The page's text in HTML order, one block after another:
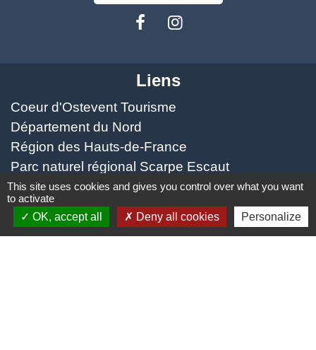
Liens
Coeur d'Ostevent Tourisme
Département du Nord
Région des Hauts-de-France
Parc naturel régional Scarpe Escaut
Coeur d'Ostrevent Agglo (COA)
Jumelage
This site uses cookies and gives you control over what you want
to activate
OK, accept all
Deny all cookies Personalize